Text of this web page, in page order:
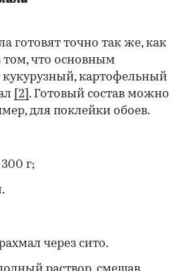
готовят точно так же, как
том, что основным
картофельный
[2] . Готовый состав можно
для поклейки обоев.
г;
через сито.